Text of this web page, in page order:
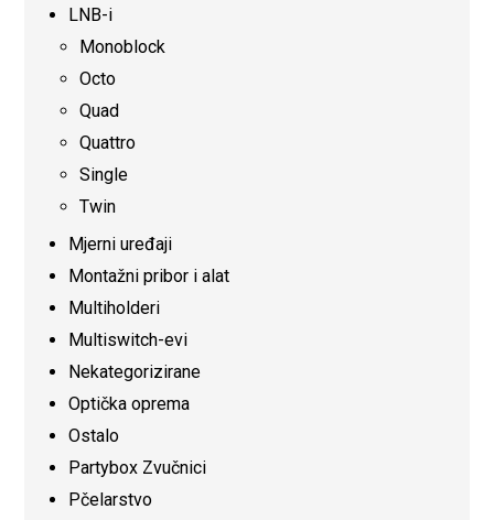
LNB-i
Monoblock
Octo
Quad
Quattro
Single
Twin
Mjerni uređaji
Montažni pribor i alat
Multiholderi
Multiswitch-evi
Nekategorizirane
Optička oprema
Ostalo
Partybox Zvučnici
Pčelarstvo